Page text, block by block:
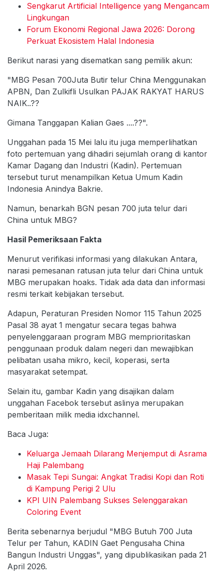
Sengkarut Artificial Intelligence yang Mengancam
Lingkungan
Forum Ekonomi Regional Jawa 2026: Dorong
Perkuat Ekosistem Halal Indonesia
Berikut narasi yang disematkan sang pemilik akun:
"MBG Pesan 700Juta Butir telur China Menggunakan
APBN, Dan Zulkifli Usulkan PAJAK RAKYAT HARUS
NAIK..??
Gimana Tanggapan Kalian Gaes ....??".
Unggahan pada 15 Mei lalu itu juga memperlihatkan
foto pertemuan yang dihadiri sejumlah orang di kantor
Kamar Dagang dan Industri (Kadin). Pertemuan
tersebut turut menampilkan Ketua Umum Kadin
Indonesia Anindya Bakrie.
Namun, benarkah BGN pesan 700 juta telur dari
China untuk MBG?
Hasil Pemeriksaan Fakta
Menurut verifikasi informasi yang dilakukan Antara,
narasi pemesanan ratusan juta telur dari China untuk
MBG merupakan hoaks. Tidak ada data dan informasi
resmi terkait kebijakan tersebut.
Adapun, Peraturan Presiden Nomor 115 Tahun 2025
Pasal 38 ayat 1 mengatur secara tegas bahwa
penyelenggaraan program MBG memprioritaskan
penggunaan produk dalam negeri dan mewajibkan
pelibatan usaha mikro, kecil, koperasi, serta
masyarakat setempat.
Selain itu, gambar Kadin yang disajikan dalam
unggahan Facebok tersebut aslinya merupakan
pemberitaan milik media idxchannel.
Baca Juga:
Keluarga Jemaah Dilarang Menjemput di Asrama
Haji Palembang
Masak Tepi Sungai: Angkat Tradisi Kopi dan Roti
di Kampung Perigi 2 Ulu
KPI UIN Palembang Sukses Selenggarakan
Coloring Event
Berita sebenarnya berjudul "MBG Butuh 700 Juta
Telur per Tahun, KADIN Gaet Pengusaha China
Bangun Industri Unggas", yang dipublikasikan pada 21
April 2026.